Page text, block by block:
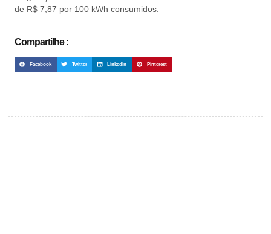
de R$ 7,87 por 100 kWh consumidos.
Compartilhe :
Facebook Twitter LinkedIn Pinterest